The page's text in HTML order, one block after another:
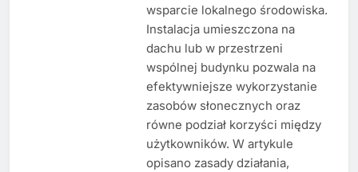
wsparcie lokalnego środowiska.
Instalacja umieszczona na
dachu lub w przestrzeni
wspólnej budynku pozwala na
efektywniejsze wykorzystanie
zasobów słonecznych oraz
równe podział korzyści między
użytkowników. W artykule
opisano zasady działania,